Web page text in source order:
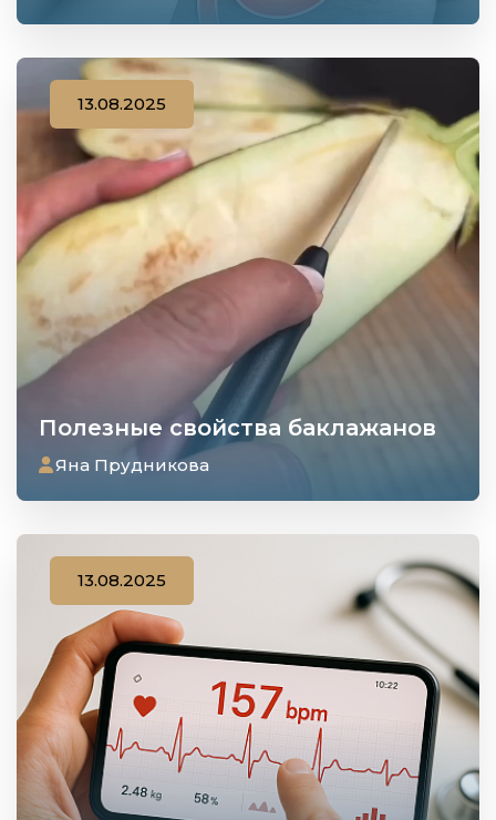
Полезные свойства баклажанов
13.08.2025
Яна Прудникова
13.08.2025